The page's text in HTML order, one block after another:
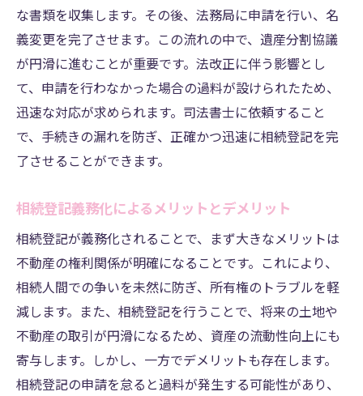
な書類を収集します。その後、法務局に申請を行い、名
義変更を完了させます。この流れの中で、遺産分割協議
が円滑に進むことが重要です。法改正に伴う影響とし
て、申請を行わなかった場合の過料が設けられたため、
迅速な対応が求められます。司法書士に依頼すること
で、手続きの漏れを防ぎ、正確かつ迅速に相続登記を完
了させることができます。
相続登記義務化によるメリットとデメリット
相続登記が義務化されることで、まず大きなメリットは
不動産の権利関係が明確になることです。これにより、
相続人間での争いを未然に防ぎ、所有権のトラブルを軽
減します。また、相続登記を行うことで、将来の土地や
不動産の取引が円滑になるため、資産の流動性向上にも
寄与します。しかし、一方でデメリットも存在します。
相続登記の申請を怠ると過料が発生する可能性があり、